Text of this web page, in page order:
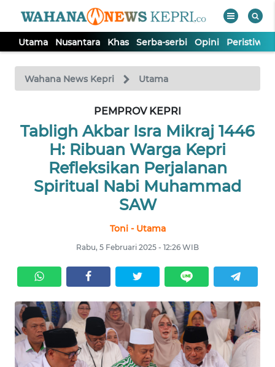
Utama Nusantara Khas Serba-serbi Opini Peristiwa
Wahana News Kepri Utama
PEMPROV KEPRI
Tabligh Akbar Isra Mikraj 1446
H: Ribuan Warga Kepri
Refleksikan Perjalanan
Spiritual Nabi Muhammad
SAW
Toni - Utama
Rabu, 5 Februari 2025 - 12:26 WIB
TV
Tutup
NUSANTARA
KHAS
OPINI
NATUNA